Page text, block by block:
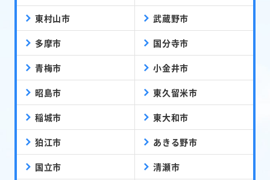
東村山市 武蔵野市
多摩市 国分寺市
青梅市 小金井市
昭島市 東久留米市
稲城市 東大和市
狛江市 あきる野市
国立市 清瀬市